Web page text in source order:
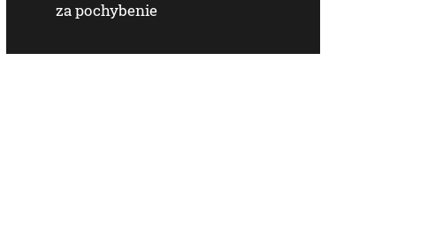
za pochybenie